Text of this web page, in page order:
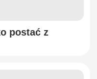
postać z